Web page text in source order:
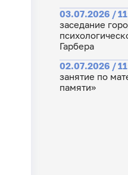
03.07.2026 /
заседание
Гарбера
02.07.2026 /
занятие по
памяти»